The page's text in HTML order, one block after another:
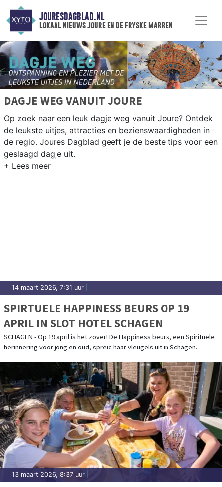
JOURESDAGBLAD.NL
lokaal nieuws joure en de fryske marren
DAGJE WEG VANUIT JOURE
Op zoek naar een leuk dagje weg vanuit Joure? Ontdek
de leukste uitjes, attracties en bezienswaardigheden in
de regio. Joures Dagblad geeft je de beste tips voor een
geslaagd dagje uit.
14 maart 2026, 7:31 uur
SPIRTUELE HAPPINESS BEURS OP 19
APRIL IN SLOT HOTEL SCHAGEN
SCHAGEN - Op 19 april is het zover! De Happiness beurs, een Spirituele
herinnering voor jong en oud, spreid haar vleugels uit in Schagen.
13 maart 2026, 8:37 uur